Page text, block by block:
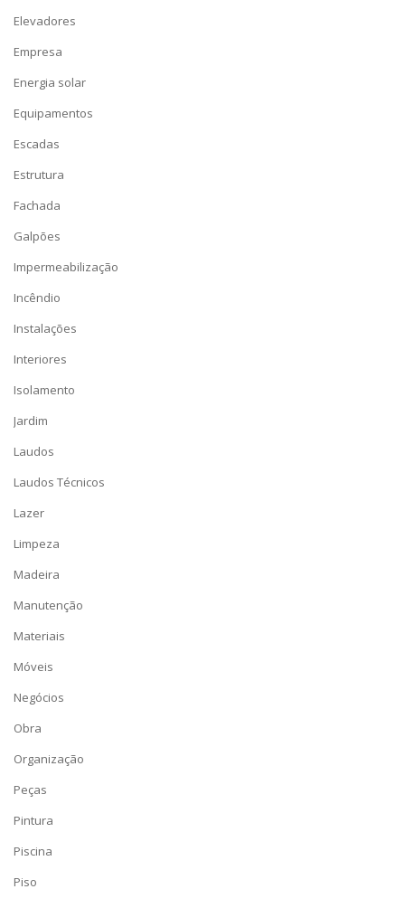
Elevadores
Empresa
Energia solar
Equipamentos
Escadas
Estrutura
Fachada
Galpões
Impermeabilização
Incêndio
Instalações
Interiores
Isolamento
Jardim
Laudos
Laudos Técnicos
Lazer
Limpeza
Madeira
Manutenção
Materiais
Móveis
Negócios
Obra
Organização
Peças
Pintura
Piscina
Piso